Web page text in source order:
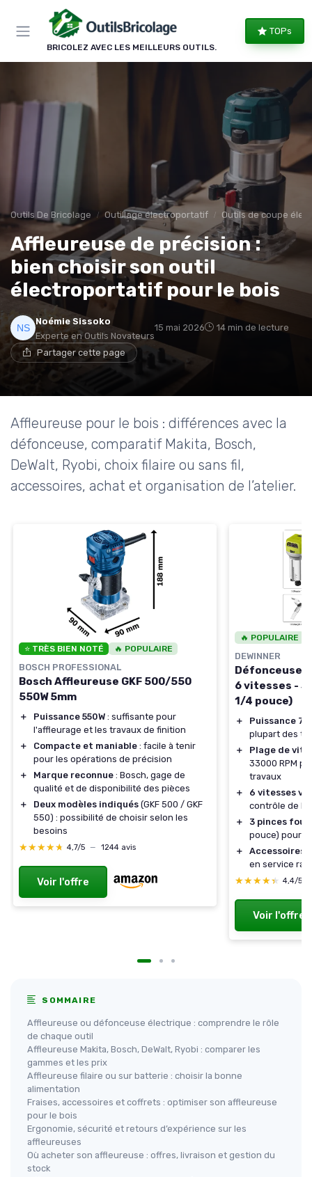
BRICOLEZ AVEC LES MEILLEURS OUTILS.
TOPs
Outils De Bricolage Outillage électroportatif Outils de coupe
Affleureuse de précision :
bien choisir son outil
électroportatif pour le bois
Noémie Sissoko
Experte en Outils Novateurs
15 mai 2026 14 min de lecture
Partager cette page
Affleureuse pour le bois : différences avec la
défonceuse, comparatif Makita, Bosch,
DeWalt, Ryobi, choix filaire ou sans fil,
accessoires, achat et organisation de l’atelier.
⭐ TRÈS BIEN NOTÉ 🔥 POPULAIRE
BOSCH PROFESSIONAL
Bosch Affleureuse GKF 500/550
550W 5mm
＋ Puissance 550W : suffisante pour
l'affleurage et les travaux de finition
＋
Compacte et maniable : facile à tenir
pour les opérations de précision
＋
Marque reconnue : Bosch, gage de
qualité et de disponibilité des pièces
＋
Deux modèles indiqués (GKF 500 / GKF
550) : possibilité de choisir selon les
besoins
★★★★★
★★★★★ 4,7/5 — 1244 avis
Voir l'offre
🔥 POPULAIRE
DEWINNER
Défonceuse
6 vitesses - 3
1/4 pouce)
＋
Puissance
plupart des
＋
Plage de
33000 RPM
travaux
＋
6 vitesses
contrôle de la
＋
3 pinces
pouce) pour
＋
Accessoires
en service
★★★★★
★★★★★ 4,4/5
Voir l'offre
SOMMAIRE
Affleureuse ou défonceuse électrique : comprendre le rôle
de chaque outil
Affleureuse Makita, Bosch, DeWalt, Ryobi : comparer les
gammes et les prix
Affleureuse filaire ou sur batterie : choisir la bonne
alimentation
Fraises, accessoires et coffrets : optimiser son affleureuse
pour le bois
Ergonomie, sécurité et retours d’expérience sur les
affleureuses
Où acheter son affleureuse : offres, livraison et gestion du
stock
Panneau de gestion des cookies